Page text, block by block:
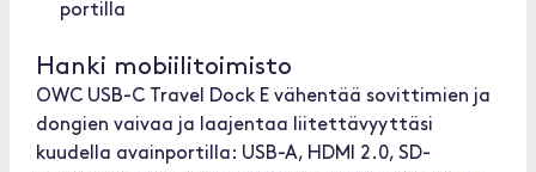
portilla
Hanki mobiilitoimisto
OWC USB-C Travel Dock E vähentää sovittimien ja
dongien vaivaa ja laajentaa liitettävyyttäsi
kuudella avainportilla: USB-A, HDMI 2.0, SD-